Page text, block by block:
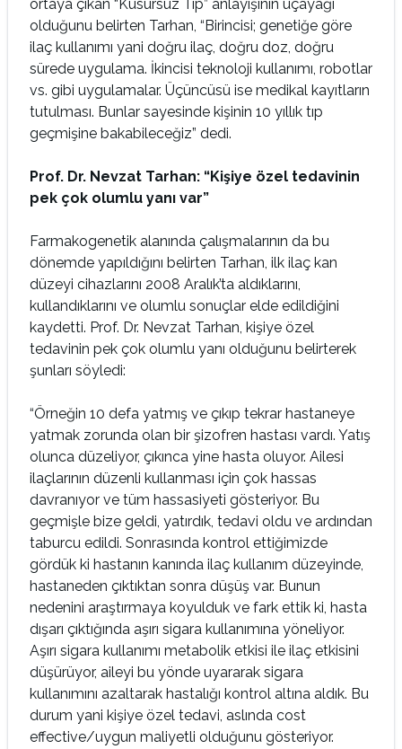
ortaya çıkan “Kusursuz Tıp” anlayışının üçayağı
olduğunu belirten Tarhan, “Birincisi; genetiğe göre
ilaç kullanımı yani doğru ilaç, doğru doz, doğru
sürede uygulama. İkincisi teknoloji kullanımı, robotlar
vs. gibi uygulamalar. Üçüncüsü ise medikal kayıtların
tutulması. Bunlar sayesinde kişinin 10 yıllık tıp
geçmişine bakabileceğiz” dedi.
Prof. Dr. Nevzat Tarhan: “Kişiye özel tedavinin
pek çok olumlu yanı var”
Farmakogenetik alanında çalışmalarının da bu
dönemde yapıldığını belirten Tarhan, ilk ilaç kan
düzeyi cihazlarını 2008 Aralık’ta aldıklarını,
kullandıklarını ve olumlu sonuçlar elde edildiğini
kaydetti. Prof. Dr. Nevzat Tarhan, kişiye özel
tedavinin pek çok olumlu yanı olduğunu belirterek
şunları söyledi:
“Örneğin 10 defa yatmış ve çıkıp tekrar hastaneye
yatmak zorunda olan bir şizofren hastası vardı. Yatış
olunca düzeliyor, çıkınca yine hasta oluyor. Ailesi
ilaçlarının düzenli kullanması için çok hassas
davranıyor ve tüm hassasiyeti gösteriyor. Bu
geçmişle bize geldi, yatırdık, tedavi oldu ve ardından
taburcu edildi. Sonrasında kontrol ettiğimizde
gördük ki hastanın kanında ilaç kullanım düzeyinde,
hastaneden çıktıktan sonra düşüş var. Bunun
nedenini araştırmaya koyulduk ve fark ettik ki, hasta
dışarı çıktığında aşırı sigara kullanımına yöneliyor.
Aşırı sigara kullanımı metabolik etkisi ile ilaç etkisini
düşürüyor, aileyi bu yönde uyararak sigara
kullanımını azaltarak hastalığı kontrol altına aldık. Bu
durum yani kişiye özel tedavi, aslında cost
effective/uygun maliyetli olduğunu gösteriyor.